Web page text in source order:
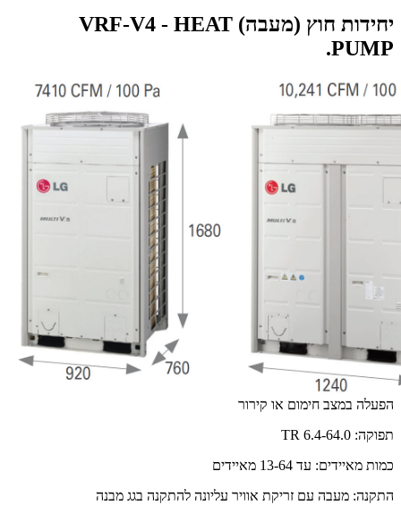
יחידות חוץ (מעבה) VRF-V4 - HEAT
PUMP.
הפעלה במצב חימום או קירור
תפוקה: 6.4-64.0 TR
כמות מאיידים: עד 13-64 מאיידים
התקנה: מעבה עם זריקת אוויר עליונה להתקנה בגג מבנה